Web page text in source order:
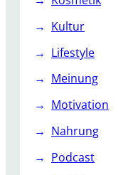
Kultur
Lifestyle
Meinung
Motivation
Nahrung
Podcast